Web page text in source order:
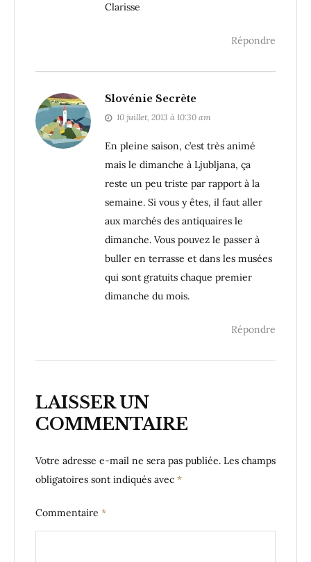
Clarisse
Répondre
Slovénie Secrète
10 juillet, 2013 à 10:30 am
En pleine saison, c’est très animé
mais le dimanche à Ljubljana, ça
reste un peu triste par rapport à la
semaine. Si vous y êtes, il faut aller
aux marchés des antiquaires le
dimanche. Vous pouvez le passer à
buller en terrasse et dans les musées
qui sont gratuits chaque premier
dimanche du mois.
Répondre
LAISSER UN
COMMENTAIRE
Votre adresse e-mail ne sera pas publiée. Les champs
obligatoires sont indiqués avec *
Commentaire *